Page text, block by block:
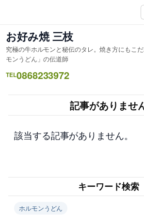
ス
キ
ッ
プ
お好み焼 三枝
究極の牛ホルモンと秘伝のタレ。焼き方にもこ
モンうどん」の伝道師
TEL0868233972
記事がありませ
該当する記事がありません。
キーワード検索
ホルモンうどん